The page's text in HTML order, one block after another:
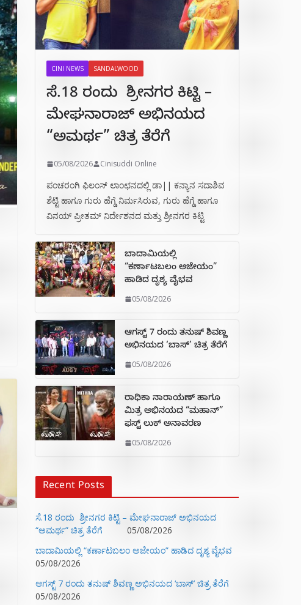
CINI NEWS SANDALWOOD
ಸೆ.18 ರಂದು ಶ್ರೀನಗರ ಕಿಟ್ಟಿ –
ಮೇಘನಾರಾಜ್ ಅಭಿನಯದ
“ಅಮರ್ಥ” ಚಿತ್ರ ತೆರೆಗೆ
05/08/2026 Cinisuddi Online
ಪಂಚರಂಗಿ ಫಿಲಂಸ್ ಲಾಂಛನದಲ್ಲಿ ಡಾ|| ಕನ್ಯಾನ ಸದಾಶಿವ
ಶೆಟ್ಟಿ ಹಾಗೂ ಗುರು ಹೆಗ್ಡೆ ನಿರ್ಮಸಿರುವ, ಗುರು ಹೆಗ್ಡೆ ಹಾಗೂ
ವಿನಯ್ ಪ್ರೀತಮ್ ನಿರ್ದೇಶನದ ಮತ್ತು ಶ್ರೀನಗರ ಕಿಟ್ಟಿ
ಬಾದಾಮಿಯಲ್ಲಿ
“ಕರ್ಣಾಟಬಲಂ ಅಜೇಯಂ”
ಹಾಡಿದ ದೃಶ್ಯ ವೈಭವ
05/08/2026
ಆಗಸ್ಟ್ 7 ರಂದು ತನುಷ್ ಶಿವಣ್ಣ
ಅಭಿನಯದ ‘ಬಾಸ್’ ಚಿತ್ರ ತೆರೆಗೆ
05/08/2026
ರಾಧಿಕಾ ನಾರಾಯಣ್ ಹಾಗೂ
ಮಿತ್ರ ಅಭಿನಯದ “ಮಹಾನ್”
ಫಸ್ಟ್ ಲುಕ್ ಅನಾವರಣ
05/08/2026
Recent Posts
ಸೆ.18 ರಂದು ಶ್ರೀನಗರ ಕಿಟ್ಟಿ – ಮೇಘನಾರಾಜ್ ಅಭಿನಯದ
“ಅಮರ್ಥ” ಚಿತ್ರ ತೆರೆಗೆ
05/08/2026
ಬಾದಾಮಿಯಲ್ಲಿ “ಕರ್ಣಾಟಬಲಂ ಅಜೇಯಂ” ಹಾಡಿದ ದೃಶ್ಯ ವೈಭವ
05/08/2026
ಆಗಸ್ಟ್ 7 ರಂದು ತನುಷ್ ಶಿವಣ್ಣ ಅಭಿನಯದ ‘ಬಾಸ್’ ಚಿತ್ರ ತೆರೆಗೆ
05/08/2026